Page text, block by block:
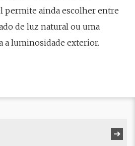
permite ainda escolher entre
de luz natural ou uma
a luminosidade exterior.